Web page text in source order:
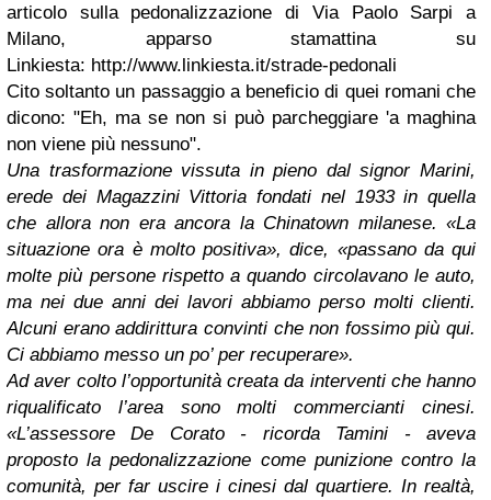
articolo sulla pedonalizzazione di Via Paolo Sarpi a
Milano, apparso stamattina su
Linkiesta: http://www.linkiesta.it/strade-pedonali
Cito soltanto un passaggio a beneficio di quei romani che
dicono: "Eh, ma se non si può parcheggiare 'a maghina
non viene più nessuno".
Una trasformazione vissuta in pieno dal signor Marini,
erede dei Magazzini Vittoria fondati nel 1933 in quella
che allora non era ancora la Chinatown milanese. «La
situazione ora è molto positiva», dice, «passano da qui
molte più persone rispetto a quando circolavano le auto,
ma nei due anni dei lavori abbiamo perso molti clienti.
Alcuni erano addirittura convinti che non fossimo più qui.
Ci abbiamo messo un po’ per recuperare».
Ad aver colto l’opportunità creata da interventi che hanno
riqualificato l’area sono molti commercianti cinesi.
«L’assessore De Corato - ricorda Tamini - aveva
proposto la pedonalizzazione come punizione contro la
comunità, per far uscire i cinesi dal quartiere. In realtà,